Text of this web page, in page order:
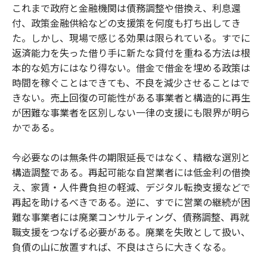
これまで政府と金融機関は債務調整や借換え、利息還
付、政策金融供給などの支援策を何度も打ち出してき
た。しかし、現場で感じる効果は限られている。すでに
返済能力を失った借り手に新たな貸付を重ねる方法は根
本的な処方にはなり得ない。借金で借金を埋める政策は
時間を稼ぐことはできても、不良を減少させることはで
きない。売上回復の可能性がある事業者と構造的に再生
が困難な事業者を区別しない一律の支援にも限界が明ら
かである。
今必要なのは無条件の期限延長ではなく、精緻な選別と
構造調整である。再起可能な自営業者には低金利の借換
え、家賃・人件費負担の軽減、デジタル転換支援などで
再起を助けるべきである。逆に、すでに営業の継続が困
難な事業者には廃業コンサルティング、債務調整、再就
職支援をつなげる必要がある。廃業を失敗として扱い、
負債の山に放置すれば、不良はさらに大きくなる。